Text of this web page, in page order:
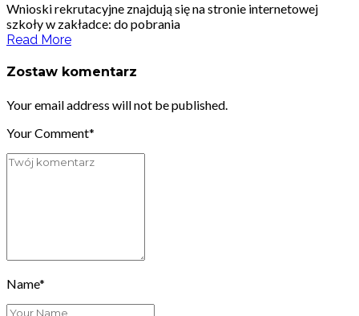
Wnioski rekrutacyjne znajdują się na stronie internetowej
szkoły w zakładce: do pobrania
Read More
Zostaw komentarz
Your email address will not be published.
Your Comment*
Name*